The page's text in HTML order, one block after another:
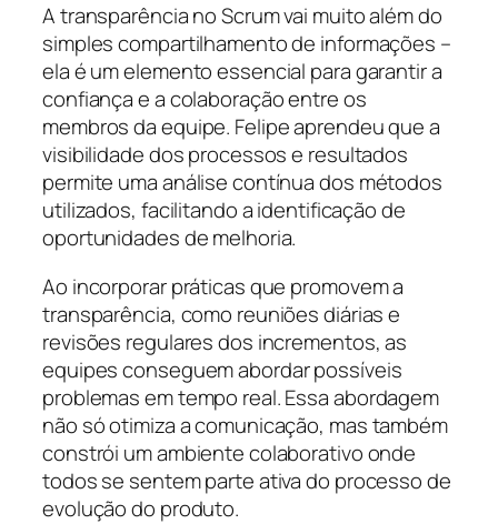
A transparência no Scrum vai muito além do
simples compartilhamento de informações –
ela é um elemento essencial para garantir a
confiança e a colaboração entre os
membros da equipe. Felipe aprendeu que a
visibilidade dos processos e resultados
permite uma análise contínua dos métodos
utilizados, facilitando a identificação de
oportunidades de melhoria.
Ao incorporar práticas que promovem a
transparência, como reuniões diárias e
revisões regulares dos incrementos, as
equipes conseguem abordar possíveis
problemas em tempo real. Essa abordagem
não só otimiza a comunicação, mas também
constrói um ambiente colaborativo onde
todos se sentem parte ativa do processo de
evolução do produto.